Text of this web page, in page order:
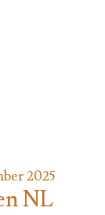
2025
NL